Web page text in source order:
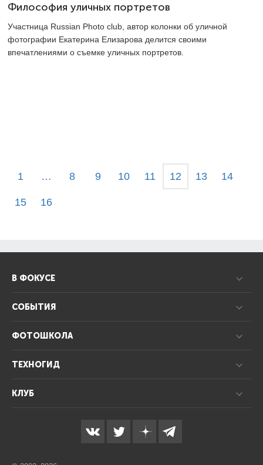
Философия уличных портретов
Участница Russian Photo club, автор колонки об уличной
фотографии Екатерина Елизарова делится своими
впечатлениями о съемке уличных портретов.
1 … 8 9 10 11 12 13 14
15 16
В ФОКУСЕ
СОБЫТИЯ
ФОТОШКОЛА
ТЕХНОГИД
КЛУБ